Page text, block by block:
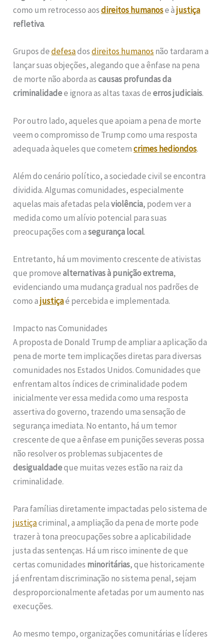
como um retrocesso aosdireitos humanose àjustiça
refletiva.
Grupos dedefesadosdireitos humanos não tardaram a
lançar suas objeções, alegando que a ênfase na pena
de morte não aborda ascausas profundas da
criminalidadee ignora as altas taxas deerros judiciais.
Por outro lado, aqueles que apoiam a pena de morte
veem o compromisso de Trump como uma resposta
adequada àqueles que cometemcrimes hediondos.
Além do cenário político, a sociedade civil se encontra
dividida. Algumas comunidades, especialmente
aquelas mais afetadas pelaviolência, podem ver a
medida como um alívio potencial para suas
preocupações com asegurança local.
Entretanto, há um movimento crescente de ativistas
que promovealternativas à punição extrema,
evidenciando uma mudança gradual nos padrões de
como ajustiçaé percebida e implementada.
Impacto nas Comunidades
A proposta de Donald Trump de ampliar a aplicação da
pena de morte tem implicações diretas para diversas
comunidades nos Estados Unidos. Comunidades que
enfrentam altos índices de criminalidade podem
inicialmente ver essa medida como uma resposta
assertiva do governo, trazendo uma sensação de
segurança imediata. No entanto, há um temor
crescente de que a ênfase em punições severas possa
não resolver os problemas subjacentes de
desigualdadeque muitas vezes estão na raiz da
criminalidade.
Para famílias diretamente impactadas pelo sistema de
justiçacriminal, a ampliação da pena de morte pode
trazer à tona preocupações sobre a aplicabilidade
justa das sentenças. Há um risco iminente de que
certas comunidades minoritárias, que historicamente
já enfrentam discriminação no sistema penal, sejam
desproporcionalmente afetadas por um aumento nas
execuções.
Ao mesmo tempo, organizações comunitárias e líderes